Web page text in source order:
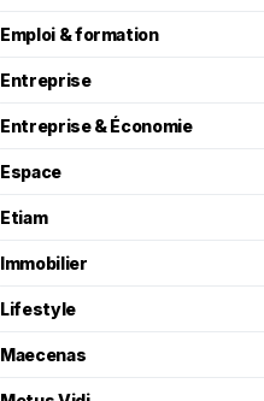
Emploi & formation
Entreprise
Entreprise & Économie
Espace
Etiam
Immobilier
Lifestyle
Maecenas